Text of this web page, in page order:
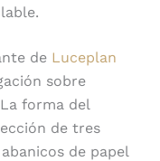
de Luceplan
sobre
forma del
de tres
de papel